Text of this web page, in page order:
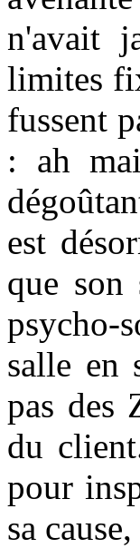
n'avait
limites
fussent
: ah
est
que son
psycho-
salle en
pas des
du
pour
sa